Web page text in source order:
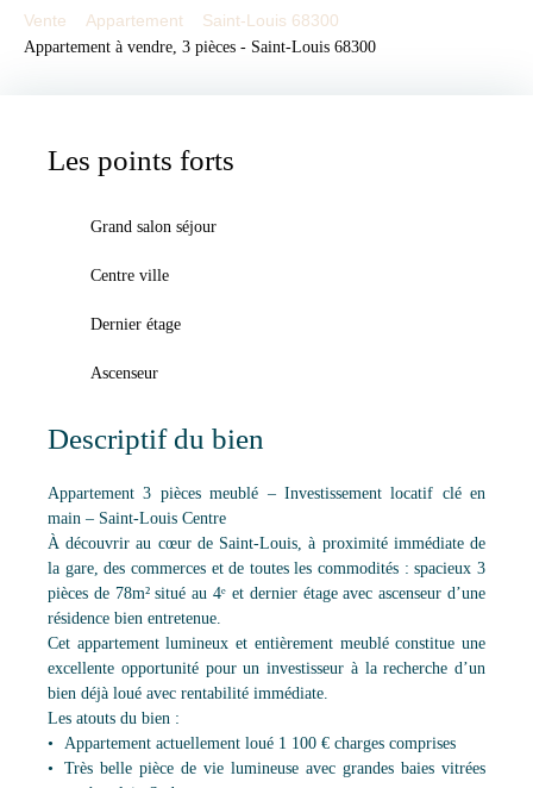
Vente Appartement
Saint-Louis 68300
Appartement à vendre, 3 pièces - Saint-Louis 68300
Les points forts
Grand salon séjour
Centre ville
Dernier étage
Ascenseur
Descriptif du bien
Appartement 3 pièces meublé – Investissement locatif clé en
main – Saint-Louis Centre
À découvrir au cœur de Saint-Louis, à proximité immédiate de
la gare, des commerces et de toutes les commodités : spacieux 3
pièces de 78m² situé au 4ᵉ et dernier étage avec ascenseur d’une
résidence bien entretenue.
Cet appartement lumineux et entièrement meublé constitue une
excellente opportunité pour un investisseur à la recherche d’un
bien déjà loué avec rentabilité immédiate.
Les atouts du bien :
Appartement actuellement loué 1 100 € charges comprises
Très belle pièce de vie lumineuse avec grandes baies vitrées